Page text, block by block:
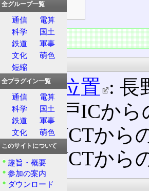
前後の施設
概要
所在地
概略位置 : 長
高井戸ICから
大月JCTから
小牧JCTから
所属路線名
全グループ一覧
通信
電算
科学
国土
鉄道
軍事
文化
萌色
短縮
全プラグイン一覧
通信
電算
科学
国土
鉄道
軍事
文化
萌色
このサイトについて
趣旨・概要
参加の案内
ダウンロード